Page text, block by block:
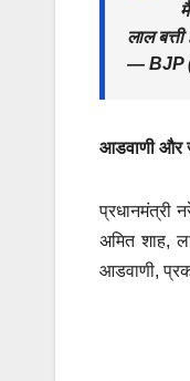
लाल
— BJP
आडवाणी और
प्रधानमंत्री
अमित शाह,
आडवाणी,